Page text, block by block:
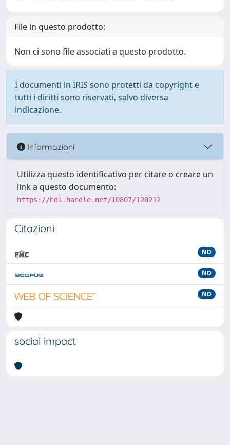
File in questo prodotto:
Non ci sono file associati a questo prodotto.
I documenti in IRIS sono protetti da copyright e
tutti i diritti sono riservati, salvo diversa
indicazione.
Informazioni
Utilizza questo identificativo per citare o creare un
link a questo documento:
https://hdl.handle.net/10807/120212
Citazioni
ND
ND
ND
social impact